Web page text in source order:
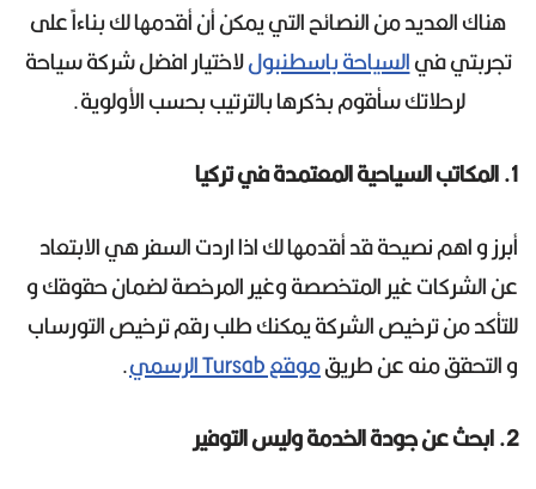
هناك العديد من النصائح التي يمكن أن أقدمها لك بناءاً على
تجربتي فيالسياحة باسطنبوللاختيار افضل شركة سياحة
لرحلاتك سأقوم بذكرها بالترتيب بحسب الأولوية.
1. المكاتب السياحية المعتمدة في تركيا
أبرز و اهم نصيحة قد أقدمها لك اذا اردت السفر هي الابتعاد
عن الشركات غير المتخصصة وغير المرخصة لضمان حقوقك و
للتأكد من ترخيص الشركة يمكنك طلب رقم ترخيص التورساب
و التحقق منه عن طريقموقع Tursab الرسمي
.
2. ابحث عن جودة الخدمة وليس التوفير